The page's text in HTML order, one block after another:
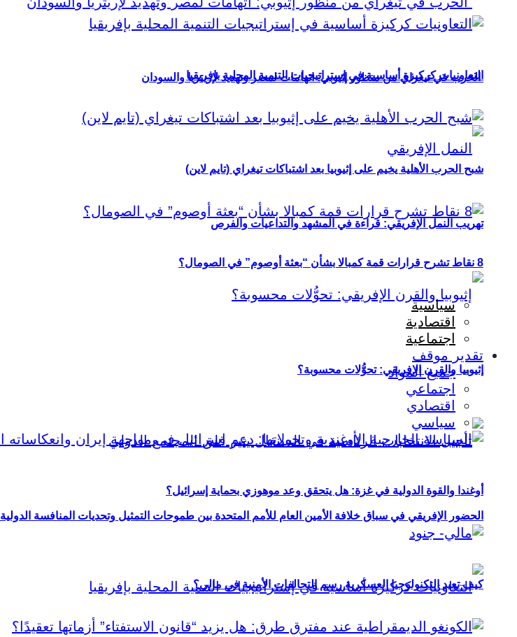
الحرب في تيغراي من منظور إثيوبي: اتهامات لمصر وتهديد لإريتريا والسودان
تهريب النمل الإفريقي: قراءة في المشهد والتداعيات والفرص
إثيوبيا والقرن الإفريقي: تحوُّلات محسوبة؟
الحضور الإفريقي في سباق خلافة الأمين العام للأمم المتحدة بين طموحات التمثيل وتحديات المنافسة الدولية
التعاونيات كركيزة أساسية في إستراتيجيات التنمية المحلية بإفريقيا
شبح الحرب الأهلية يخيم على إثيوبيا بعد اشتباكات تيغراي (تايم لاين)
8 نقاط تشرح قرارات قمة كمبالا بشأن “بعثة أوصوم” في الصومال؟
سياسية
اقتصادية
اجتماعية
تقدير موقف
جميع المواد
اجتماعي
اقتصادي
سياسي
أوغندا والقوة الدولية في غزة: هل يتحقق وعد موهوزي بحماية إسرائيل؟
كيف تعيد التكنولوجيا العسكرية رسم التحالفات الأمنية في مالي؟